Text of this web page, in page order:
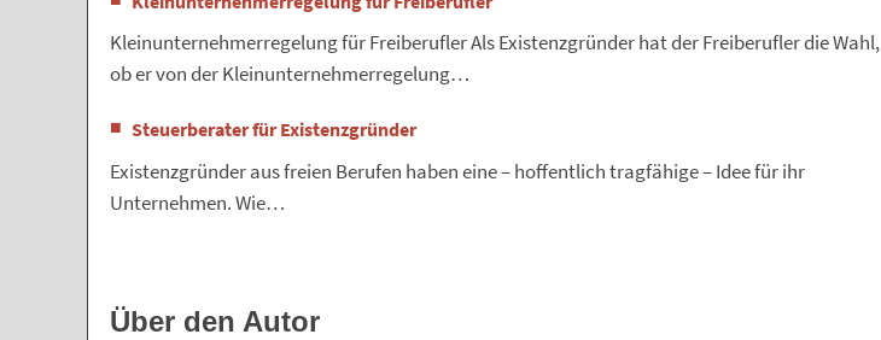
Kleinunternehmerregelung für Freiberufler Als Existenzgründer hat der Freiberufler die Wahl,
ob er von der Kleinunternehmerregelung…
Steuerberater für Existenzgründer
Existenzgründer aus freien Berufen haben eine – hoffentlich tragfähige – Idee für ihr
Unternehmen. Wie…
Über den Autor